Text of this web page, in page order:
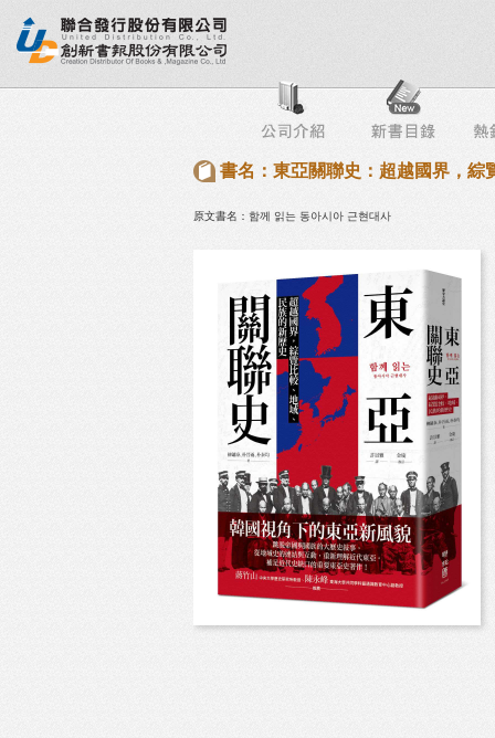
榜 出版社專區 書店專區 目錄下載 會員服務
書名：東亞關聯史：超越國界，綜
原文書名：함께 읽는 동아시아 근현대사